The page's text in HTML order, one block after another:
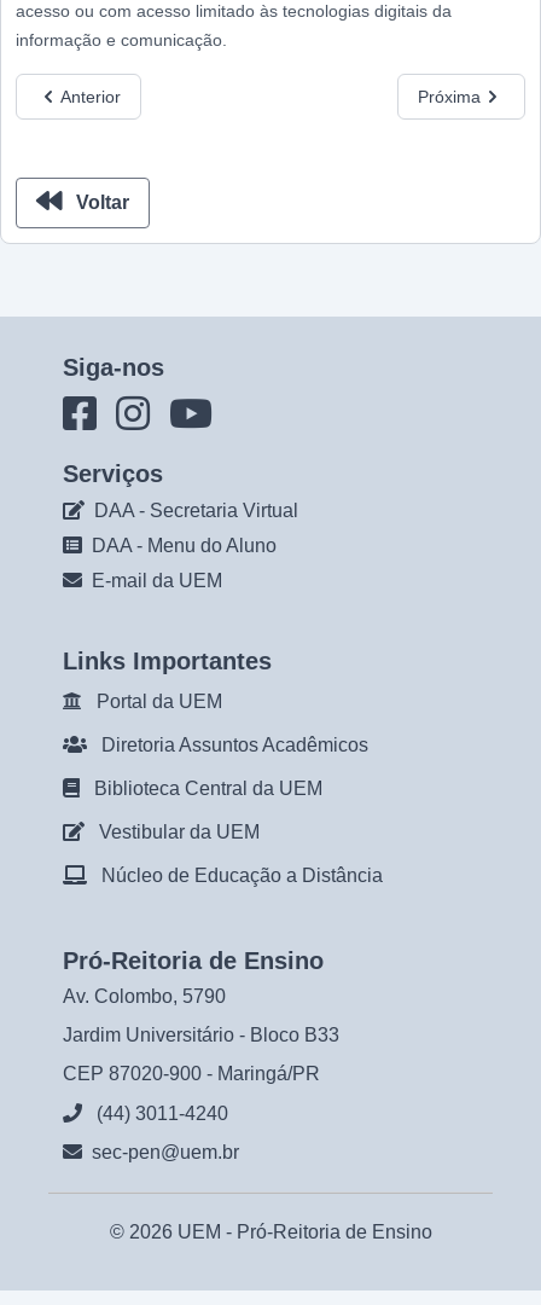
acesso ou com acesso limitado às tecnologias digitais da
informação e comunicação.
Anterior Próxima
Voltar
Siga-nos
Serviços
DAA - Secretaria Virtual
DAA - Menu do Aluno
E-mail da UEM
Links Importantes
Portal da UEM
Diretoria Assuntos Acadêmicos
Biblioteca Central da UEM
Vestibular da UEM
Núcleo de Educação a Distância
Pró-Reitoria de Ensino
Av. Colombo, 5790
Jardim Universitário - Bloco B33
CEP 87020-900 - Maringá/PR
(44) 3011-4240
sec-pen@uem.br
© 2026 UEM - Pró-Reitoria de Ensino